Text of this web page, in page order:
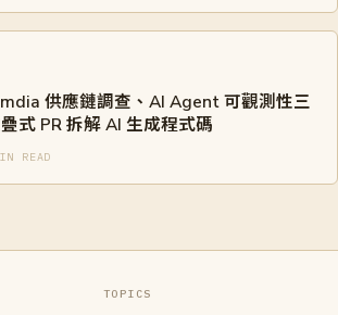
供應鏈調查、AI Agent 可觀測性三
式 PR 拆解 AI 生成程式碼
READ
TOPICS